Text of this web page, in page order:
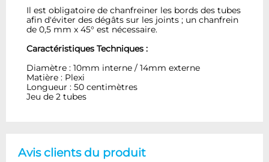
Il est obligatoire de chanfreiner les bords des tubes
afin d'éviter des dégâts sur les joints ; un chanfrein
de 0,5 mm x 45° est nécessaire.
Caractéristiques Techniques :
Diamètre : 10mm interne / 14mm externe
Matière : Plexi
Longueur : 50 centimètres
Jeu de 2 tubes
Avis clients du produit